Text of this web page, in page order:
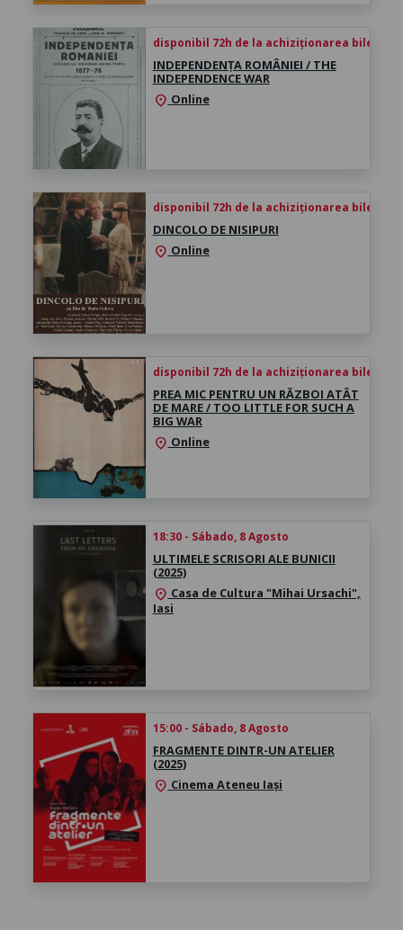
disponibil 72h de la achiziționarea biletului
INDEPENDENȚA ROMÂNIEI / THE
INDEPENDENCE WAR
location_on Online
disponibil 72h de la achiziționarea biletului
DINCOLO DE NISIPURI
location_on Online
disponibil 72h de la achiziționarea biletului
PREA MIC PENTRU UN RĂZBOI ATÂT
DE MARE / TOO LITTLE FOR SUCH A
BIG WAR
location_on Online
18:30 - Sábado, 8 Agosto
ULTIMELE SCRISORI ALE BUNICII
(2025)
location_on Casa de Cultura "Mihai Ursachi",
Iasi
15:00 - Sábado, 8 Agosto
FRAGMENTE DINTR-UN ATELIER
(2025)
location_on Cinema Ateneu Iași